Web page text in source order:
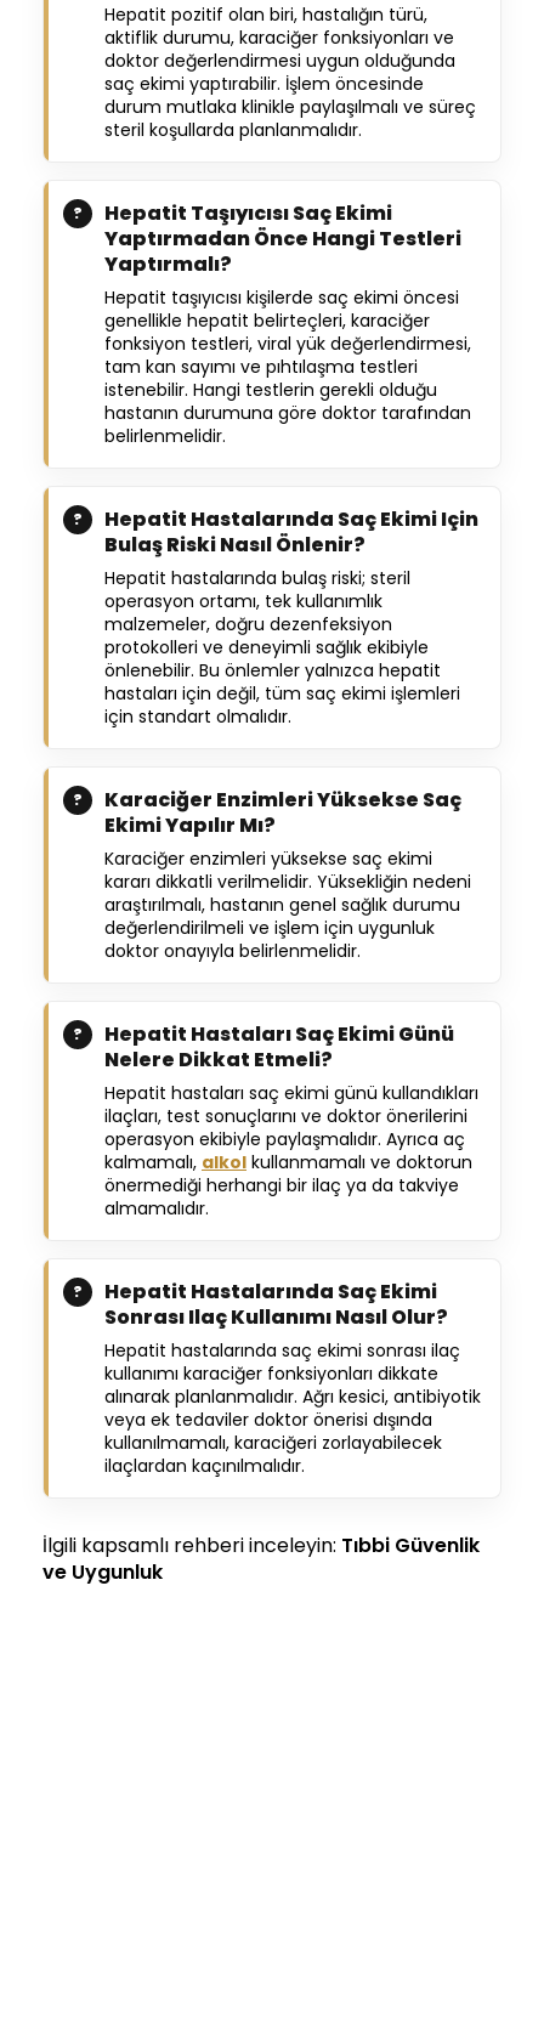
Hepatit pozitif olan biri, hastalığın türü,
aktiflik durumu, karaciğer fonksiyonları ve
doktor değerlendirmesi uygun olduğunda
saç ekimi yaptırabilir. İşlem öncesinde
durum mutlaka klinikle paylaşılmalı ve süreç
steril koşullarda planlanmalıdır.
Hepatit Taşıyıcısı Saç Ekimi
Yaptırmadan Önce Hangi Testleri
Yaptırmalı?
Hepatit taşıyıcısı kişilerde saç ekimi öncesi
genellikle hepatit belirteçleri, karaciğer
fonksiyon testleri, viral yük değerlendirmesi,
tam kan sayımı ve pıhtılaşma testleri
istenebilir. Hangi testlerin gerekli olduğu
hastanın durumuna göre doktor tarafından
belirlenmelidir.
Hepatit Hastalarında Saç Ekimi Için
Bulaş Riski Nasıl Önlenir?
Hepatit hastalarında bulaş riski; steril
operasyon ortamı, tek kullanımlık
malzemeler, doğru dezenfeksiyon
protokolleri ve deneyimli sağlık ekibiyle
önlenebilir. Bu önlemler yalnızca hepatit
hastaları için değil, tüm saç ekimi işlemleri
için standart olmalıdır.
Karaciğer Enzimleri Yüksekse Saç
Ekimi Yapılır Mı?
Karaciğer enzimleri yüksekse saç ekimi
kararı dikkatli verilmelidir. Yüksekliğin nedeni
araştırılmalı, hastanın genel sağlık durumu
değerlendirilmeli ve işlem için uygunluk
doktor onayıyla belirlenmelidir.
Hepatit Hastaları Saç Ekimi Günü
Nelere Dikkat Etmeli?
Hepatit hastaları saç ekimi günü kullandıkları
ilaçları, test sonuçlarını ve doktor önerilerini
operasyon ekibiyle paylaşmalıdır. Ayrıca aç
kalmamalı, alkol kullanmamalı ve doktorun
önermediği herhangi bir ilaç ya da takviye
almamalıdır.
Hepatit Hastalarında Saç Ekimi
Sonrası Ilaç Kullanımı Nasıl Olur?
Hepatit hastalarında saç ekimi sonrası ilaç
kullanımı karaciğer fonksiyonları dikkate
alınarak planlanmalıdır. Ağrı kesici, antibiyotik
veya ek tedaviler doktor önerisi dışında
kullanılmamalı, karaciğeri zorlayabilecek
ilaçlardan kaçınılmalıdır.
İlgili kapsamlı rehberi inceleyin: Tıbbi Güvenlik
ve Uygunluk